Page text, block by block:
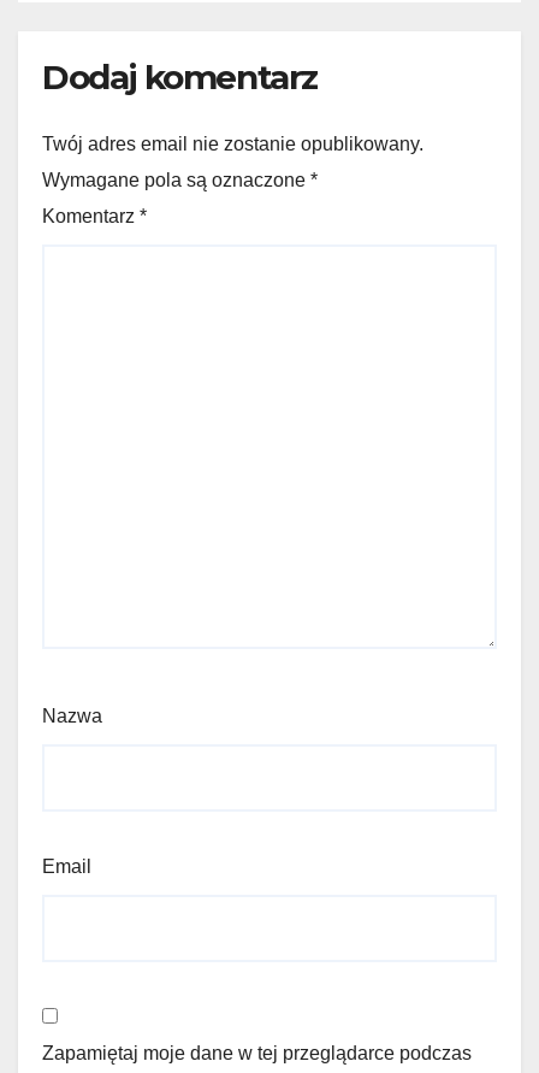
Dodaj komentarz
Twój adres email nie zostanie opublikowany.
Wymagane pola są oznaczone *
Komentarz *
Nazwa
Email
Zapamiętaj moje dane w tej przeglądarce podczas